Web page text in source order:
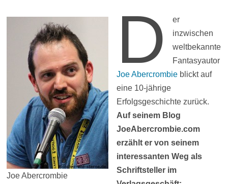
Joe Abercrombie
D
er
inzwischen
weltbekannte
Fantasyautor
Joe Abercrombieblickt auf
eine 10-jährige
Erfolgsgeschichte zurück.
Auf seinem Blog
JoeAbercrombie.com
erzählt er von seinem
interessanten Weg als
Schriftsteller im